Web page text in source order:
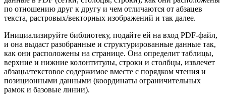
по отношению друг к другу и чем отличаются от абзацев
текста, растровых/векторных изображений и так далее.
Инициализируйте библиотеку, подайте ей на вход PDF-файл,
и она выдаст разобранные и структурированные данные так,
как они расположены на странице. Она определит таблицы,
верхние и нижние колонтитулы, строки и столбцы, извлечет
абзацы/текстовое содержимое вместе с порядком чтения и
позиционными данными (координаты ограничительных
рамок и базовые линии).